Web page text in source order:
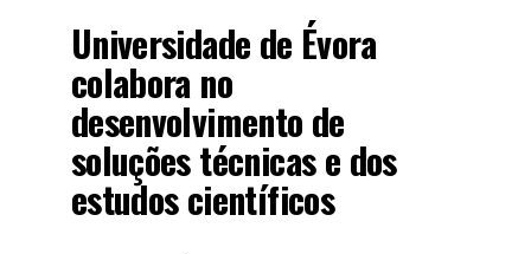
Universidade de Évora
colabora no
desenvolvimento de
soluções técnicas e dos
estudos científicos